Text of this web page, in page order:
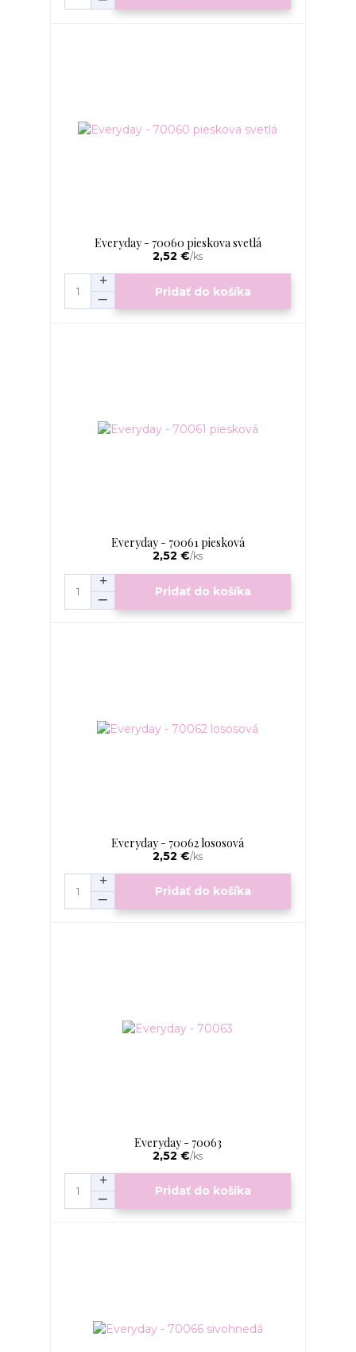
Everyday - 70060 pieskova svetlá
2,52 €/ks
Pridať do košíka
Everyday - 70061 piesková
2,52 €/ks
Pridať do košíka
Everyday - 70062 lososová
2,52 €/ks
Pridať do košíka
Everyday - 70063
2,52 €/ks
Pridať do košíka